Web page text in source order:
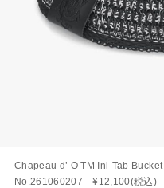
Chapeau d’ O TM Ini-Tab Bucket
No.261060207 ¥12,100(税込)